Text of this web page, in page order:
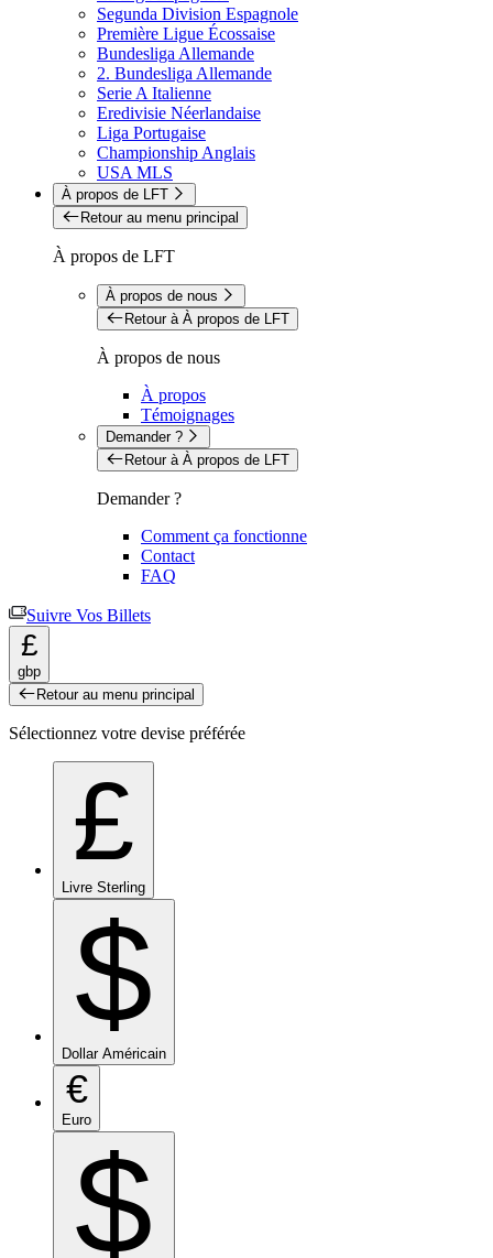
Segunda Division Espagnole
Première Ligue Écossaise
Bundesliga Allemande
2. Bundesliga Allemande
Serie A Italienne
Eredivisie Néerlandaise
Liga Portugaise
Championship Anglais
USA MLS
À propos de LFT
Retour au menu principal
À propos de LFT
À propos de nous
Retour à À propos de LFT
À propos de nous
À propos
Témoignages
Demander ?
Retour à À propos de LFT
Demander ?
Comment ça fonctionne
Contact
FAQ
Suivre Vos Billets
£
gbp
Retour au menu principal
Sélectionnez votre devise préférée
£
Livre Sterling
$
Dollar Américain
€
Euro
$